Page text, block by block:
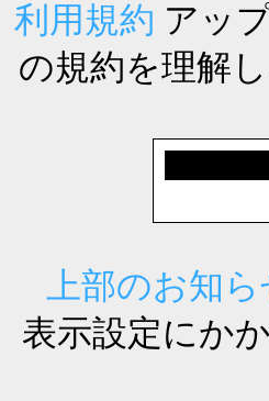
利用規約 アッ
の規約を理解
上部のお知
表示設定にか